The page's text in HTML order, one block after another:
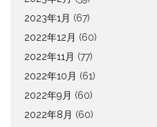
2023年1月 (67)
2022年12月 (60)
2022年11月 (77)
2022年10月 (61)
2022年9月 (60)
2022年8月 (60)